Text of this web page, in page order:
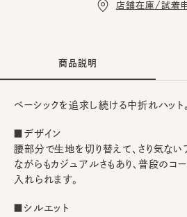
店舗在庫/試着
商品説明
ベーシックを追求し続ける中折れハット。
■デザイン
腰部分で生地を切り替えて、さり気ない
ながらもカジュアルさもあり、普段のコ
入れられます。
■シルエット